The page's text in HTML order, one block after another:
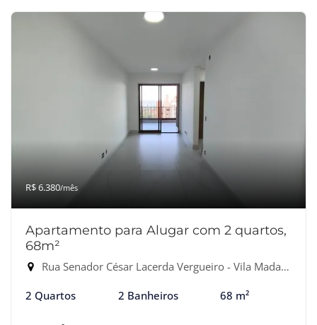
R$ 6.380/mês
Apartamento para Alugar com 2 quartos,
68m²
Rua Senador César Lacerda Vergueiro - Vila Madalena, São Paulo-SP
2 Quartos 2 Banheiros 68 m²